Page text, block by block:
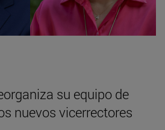
su equipo de
nuevos vicerrectores